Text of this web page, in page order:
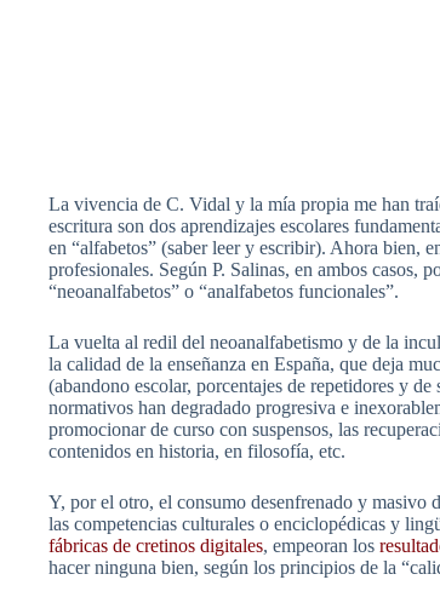
La vivencia de C. Vidal y la mía propia me han
escritura son dos aprendizajes escolares
en “alfabetos” (saber leer y escribir). Ahora bien,
profesionales. Según P. Salinas, en ambos casos,
“neoanalfabetos” o “analfabetos funcionales”.
La vuelta al redil del neoanalfabetismo y de la
la calidad de la enseñanza en España, que deja
(abandono escolar, porcentajes de repetidores y
normativos han degradado progresiva e
promocionar de curso con suspensos, las
contenidos en historia, en filosofía, etc.
Y, por el otro, el consumo desenfrenado y masivo
las competencias culturales o enciclopédicas y
fábricas de cretinos digitales, empeoran los
hacer ninguna bien, según los principios de la